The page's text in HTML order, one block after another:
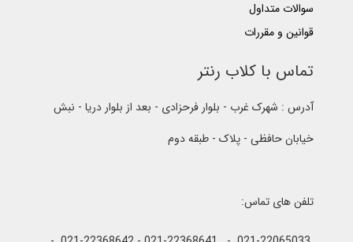
سوالات متداول
قوانین و مقررات
تماس با کلاب رنتر
آدرس : شهرک غرب - بلوار فرحزادی - بعد از بلوار دریا - نبش
خیابان حافظی - پلاک - طبقه دوم
تلفن های تماس: